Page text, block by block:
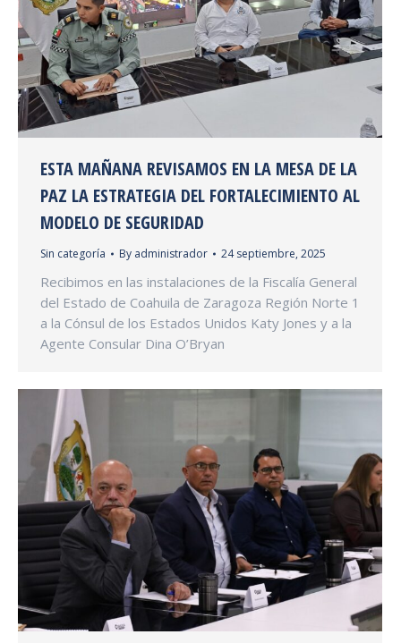
ESTA MAÑANA REVISAMOS EN LA MESA DE LA
PAZ LA ESTRATEGIA DEL FORTALECIMIENTO AL
MODELO DE SEGURIDAD
Sin categoría By administrador 24 septiembre, 2025
Recibimos en las instalaciones de la Fiscalía General
del Estado de Coahuila de Zaragoza Región Norte 1
a la Cónsul de los Estados Unidos Katy Jones y a la
Agente Consular Dina O’Bryan